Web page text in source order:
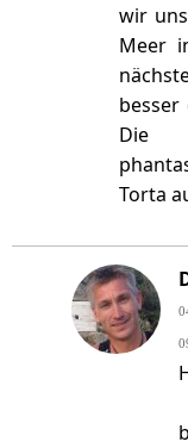
wir
Meer
besser
Die
Torta